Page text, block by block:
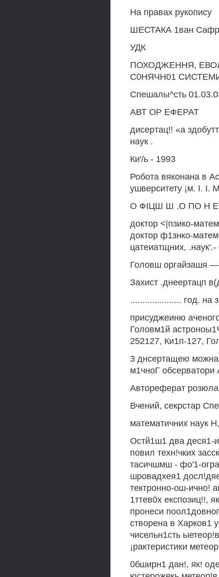
На правах рукопису
ШЕСТАКА 1ван
УДК
ПОХОДЖЕННЯ,
С0НЯЧН01
Спешалы^сть
АВТ ОР ЕФЕРАТ
дисертац!! «а
наук .
Ки'/ь - 1993
Робота вяконана в
ушверситету ¡м. I. I.
О ФIЦШ Ш .О ПО Н Е
доктор <|пзико-
доктор ф1знко-
цатеиатщних,
Головш оргайзашя —
Захист .днеертацп
..................... год. на
присуджеиню
Головм1й
252127, Ки1п-127,
3 днсертащею
м1чноГ
Автореферат
Вчений, секрстар
математичних наук
Остй1ш1 два деся1-
повил техн!чких
тасичшмш - фо'1-
шровадхея1
тектронно-ош-ично!
1ттев0х експозиц!!,
пронеси
створена в Харков1
чисельн1сть
¡рактеристики
0бширн1 дан!, як!